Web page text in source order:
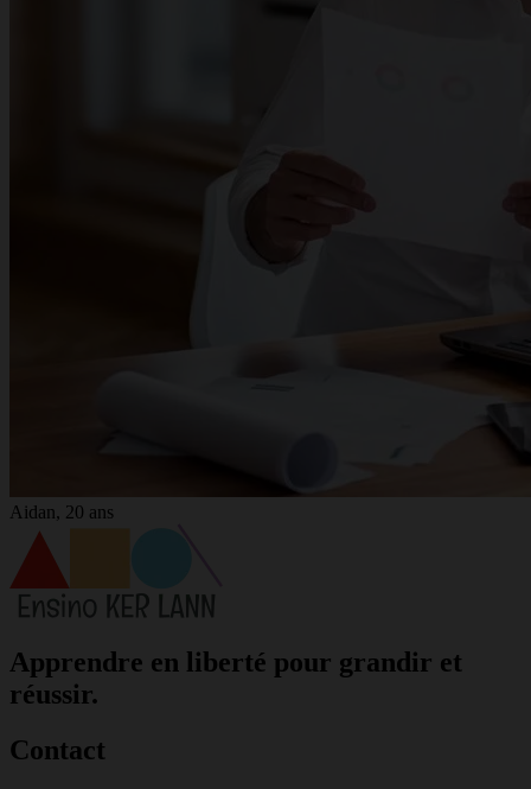
Aidan, 20 ans
Apprendre en liberté pour grandir et
réussir.
Contact